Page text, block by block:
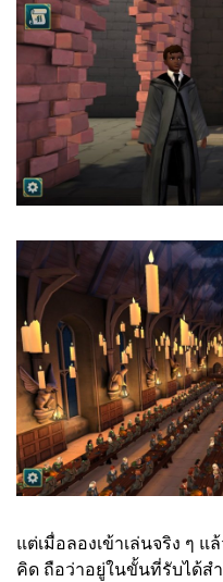
แต่เมื่อลองเข้าเล่นจริง ๆ
คิด ถือว่าอยู่ในขั้นที่รับได้ส